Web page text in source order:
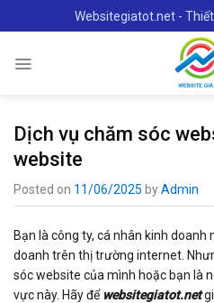
to
Websitegiatot.net -
Dịch vụ chăm sóc
website
Posted on 11/06/2025 byAdmin
Bạn là công ty, cá nhân kinh
doanh trên thị trường internet.
sóc website của mình hoặc bạn là
vực này. Hãy để websitegiatot.net